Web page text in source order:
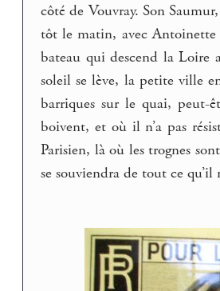
côté de Vouvray. Son
tôt le matin, avec Antoinette
bateau qui descend la Loire
soleil se lève, la petite ville
barriques sur le quai, peut-
boivent, et où il n’a pas
Parisien, là où les trognes
se souviendra de tout ce qu’il